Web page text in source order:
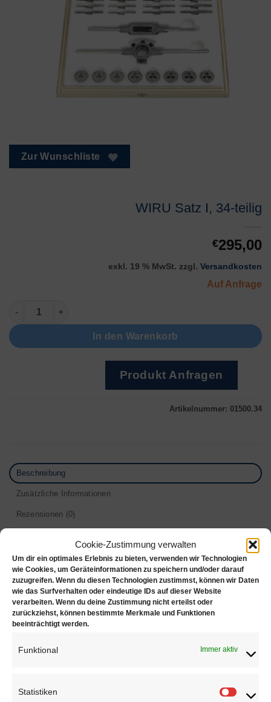
Cookie-Zustimmung verwalten
Um dir ein optimales Erlebnis zu bieten, verwenden wir Technologien
wie Cookies, um Geräteinformationen zu speichern und/oder darauf
zuzugreifen. Wenn du diesen Technologien zustimmst, können wir Daten
wie das Surfverhalten oder eindeutige IDs auf dieser Website
verarbeiten. Wenn du deine Zustimmung nicht erteilst oder
zurückziehst, können bestimmte Merkmale und Funktionen
beeinträchtigt werden.
Funktional Immer aktiv
Statistiken
Zur Wunschliste
WIRU Satz I, 34-teilig
€295,00
exkl. 19 % MwSt. zzgl. Versandkosten
Auf Anfrage
WIRU Satz I, 34-teilig Menge
In den Warenkorb
Produkt Anfragen
Artikelnummer: 01500.34
Beschreibung
Zusätzliche Informationen
Rezensionen (0)
WIRU Gewindeschneidwerkzeug Set I im Holzkasten,
„Made in Germany“
Inhalt:
34 Teile
– 1.70 – 2.00 – 2.30 – 2.60 – 3.00 mm
1.20 – 1.40 – 1.70 – 2.00 – 2.30 – 2.60 – 3.00 mm